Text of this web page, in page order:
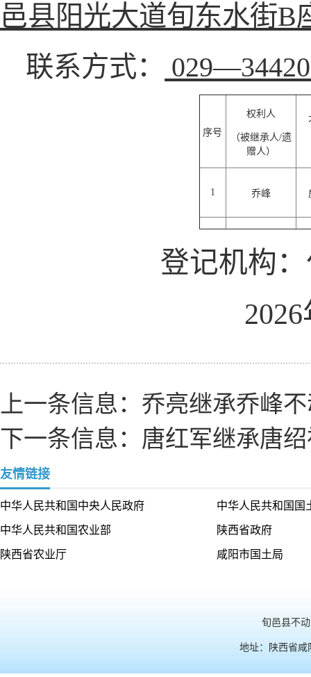
邑县阳光大道旬东水街B
联系方式：
序号
权利人
（被继承人/遗
赠人）
1 乔峰
登记机构
2026
上一条信息： 乔亮继承乔峰
下一条信息： 唐红军继承唐
友情链接
中华人民共和国中央人民政府 中华人民共和国国
中华人民共和国农业部 陕西省政府
陕西省农业厅 咸阳市国土局
旬邑县不
地址：陕西省